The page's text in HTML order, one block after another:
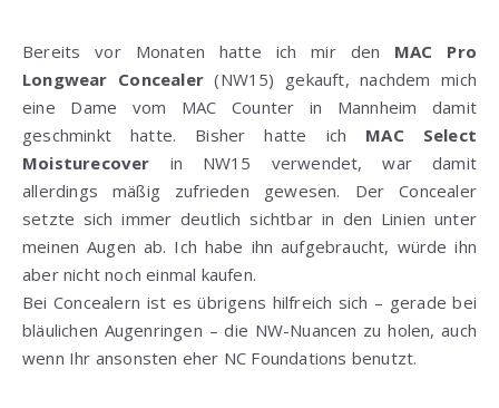
Bereits vor Monaten hatte ich mir den MAC Pro
Longwear Concealer(NW15) gekauft, nachdem mich
eine Dame vom MAC Counter in Mannheim damit
geschminkt hatte. Bisher hatte ich MAC Select
Moisturecover in NW15 verwendet, war damit
allerdings mäßig zufrieden gewesen. Der Concealer
setzte sich immer deutlich sichtbar in den Linien unter
meinen Augen ab. Ich habe ihn aufgebraucht, würde ihn
aber nicht noch einmal kaufen.
Bei Concealern ist es übrigens hilfreich sich – gerade bei
bläulichen Augenringen – die NW-Nuancen zu holen, auch
wenn Ihr ansonsten eher NC Foundations benutzt.